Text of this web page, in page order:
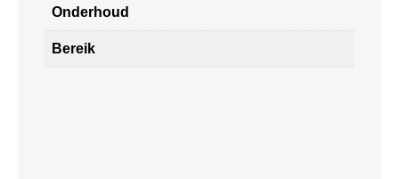
Onderhoud
Bereik